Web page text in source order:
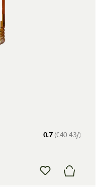
0.7(€40.43/)